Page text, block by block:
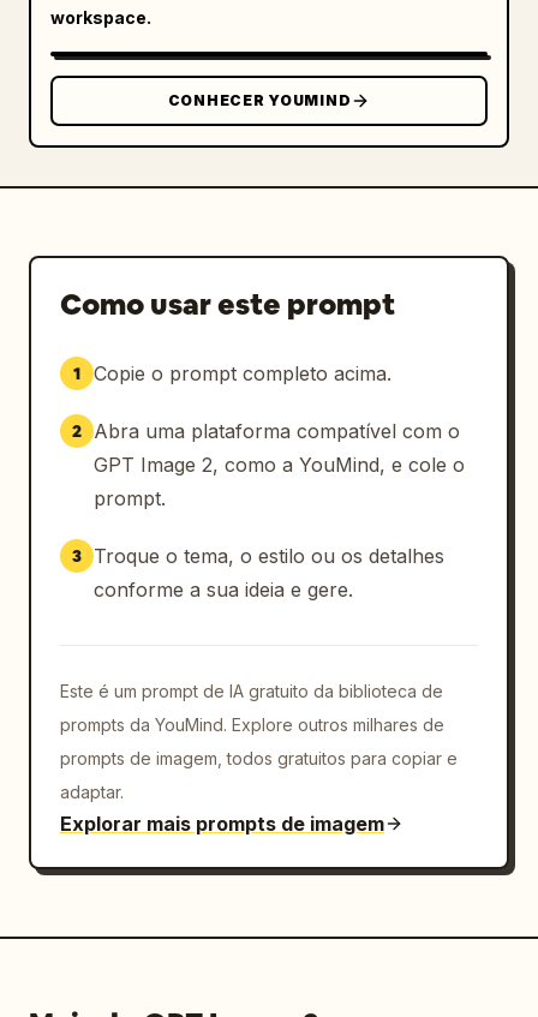
workspace.
CONHECER YOUMIND
Como usar este prompt
1 Copie o prompt completo acima.
2
Abra uma plataforma compatível com o
GPT Image 2, como a YouMind, e cole o
prompt.
3
Troque o tema, o estilo ou os detalhes
conforme a sua ideia e gere.
Este é um prompt de IA gratuito da biblioteca de
prompts da YouMind. Explore outros milhares de
prompts de imagem, todos gratuitos para copiar e
adaptar.
Explorar mais prompts de imagem